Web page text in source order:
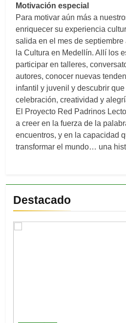
Motivación especial
Para motivar aún más a
enriquecer su experiencia
salida en el mes de
la Cultura en Medellín. Allí los
participar en talleres,
autores, conocer nuevas
infantil y juvenil y descubrir
celebración, creatividad y
El Proyecto Red Padrinos
a creer en la fuerza de la
encuentros, y en la capacidad
transformar el mundo… una
Destacado